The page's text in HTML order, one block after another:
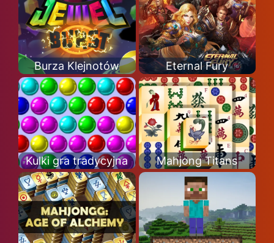
Burza Klejnotów Eternal Fury
Kulki gra tradycyjna Mahjong Titans